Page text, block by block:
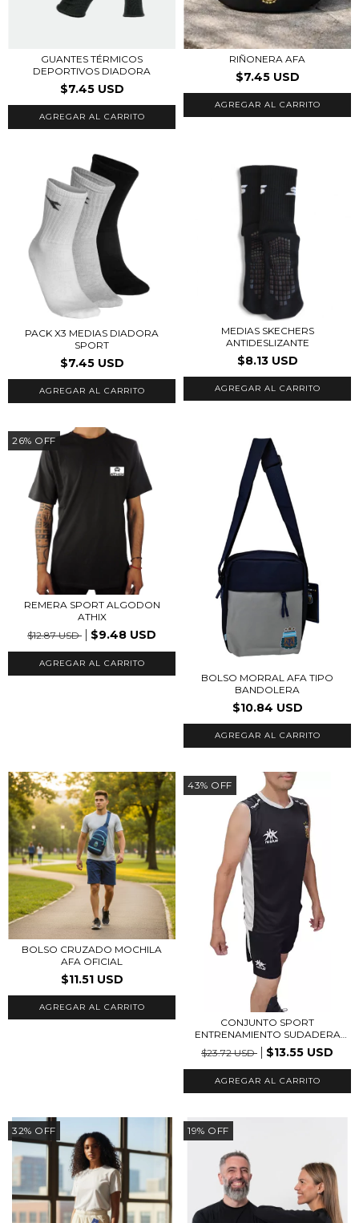
GUANTES TÉRMICOS
DEPORTIVOS DIADORA
$7.45 USD
RIÑONERA AFA
$7.45 USD
PACK X3 MEDIAS DIADORA
SPORT
$7.45 USD
MEDIAS SKECHERS
ANTIDESLIZANTE
$8.13 USD
AGREGAR AL CARRITO
26% OFF
REMERA SPORT ALGODON
ATHIX
$12.87 USD
$9.48 USD
AGREGAR AL CARRITO
BOLSO MORRAL AFA TIPO
BANDOLERA
$10.84 USD
AGREGAR AL CARRITO
BOLSO CRUZADO MOCHILA
AFA OFICIAL
$11.51 USD
43% OFF
CONJUNTO SPORT
ENTRENAMIENTO SUDADERA
+...
$23.72 USD $13.55 USD
AGREGAR AL CARRITO
32% OFF 19% OFF